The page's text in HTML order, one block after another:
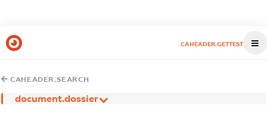
CAHEADER.GETTEST
CAHEADER.SEARCH
document.dossier